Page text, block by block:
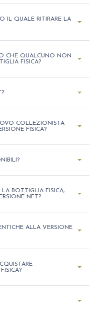
IL QUALE RITIRARE LA
CHE QUALCUNO NON
FISICA?
COLLEZIONISTA
FISICA?
BOTTIGLIA FISICA,
NFT?
ALLA VERSIONE